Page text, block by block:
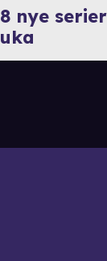
8 nye
uka